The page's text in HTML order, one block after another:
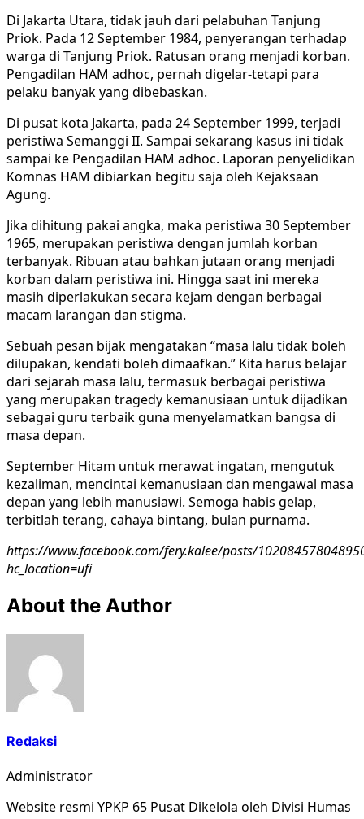
‎Di Jakarta Utara, tidak jauh dari pelabuhan Tanjung
Priok. Pada 12 September 1984, penyerangan terhadap
warga di Tanjung Priok. Ratusan orang menjadi korban.
Pengadilan HAM adhoc, pernah digelar-tetapi para
pelaku banyak yang dibebaskan.
Di pusat kota Jakarta, pada 24 September 1999, terjadi
peristiwa Semanggi II. Sampai sekarang kasus ini tidak
sampai ke Pengadilan HAM adhoc. Laporan penyelidikan
Komnas HAM dibiarkan begitu saja oleh Kejaksaan
Agung.
Jika dihitung pakai angka, maka peristiwa 30 September
1965, merupakan peristiwa dengan jumlah korban
terbanyak. Ribuan atau bahkan jutaan orang menjadi
korban dalam peristiwa ini. Hingga saat ini mereka
masih diperlakukan secara kejam dengan berbagai
macam larangan dan stigma.
Sebuah pesan bijak mengatakan “masa lalu tidak boleh
dilupakan, kendati boleh dimaafkan.” Kita harus belajar
dari sejarah masa lalu, termasuk berbagai peristiwa
yang merupakan tragedy kemanusiaan untuk dijadikan
sebagai guru terbaik guna menyelamatkan bangsa di
masa depan.
September Hitam untuk merawat ingatan, mengutuk
kezaliman, mencintai kemanusiaan dan mengawal masa
depan yang lebih manusiawi. Semoga habis gelap,
terbitlah terang, cahaya bintang, bulan purnama.
https://www.facebook.com/fery.kalee/posts/
hc_location=ufi
About the Author
Redaksi
Administrator
Website resmi YPKP 65 Pusat Dikelola oleh Divisi Humas